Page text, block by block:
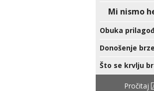
Mi nismo
Obuka
Donošenje
Što se krvlju
Pročitaj